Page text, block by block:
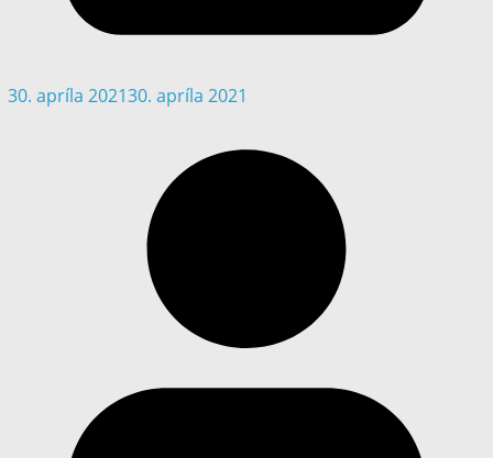
30. apríla 202130. apríla 2021